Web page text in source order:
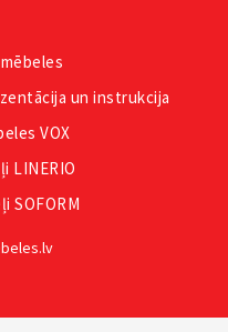
un instrukcija
VOX
LINERIO
SOFORM